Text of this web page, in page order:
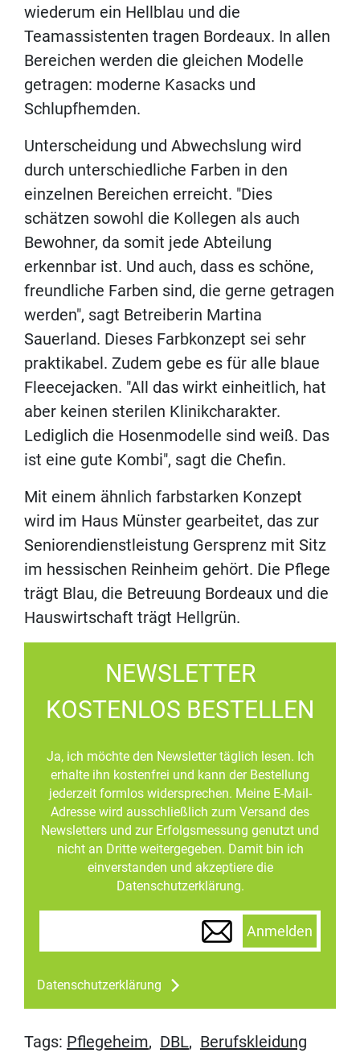
wiederum ein Hellblau und die
Teamassistenten tragen Bordeaux. In allen
Bereichen werden die gleichen Modelle
getragen: moderne Kasacks und
Schlupfhemden.
Unterscheidung und Abwechslung wird
durch unterschiedliche Farben in den
einzelnen Bereichen erreicht. "Dies
schätzen sowohl die Kollegen als auch
Bewohner, da somit jede Abteilung
erkennbar ist. Und auch, dass es schöne,
freundliche Farben sind, die gerne getragen
werden", sagt Betreiberin Martina
Sauerland. Dieses Farbkonzept sei sehr
praktikabel. Zudem gebe es für alle blaue
Fleecejacken. "All das wirkt einheitlich, hat
aber keinen sterilen Klinikcharakter.
Lediglich die Hosenmodelle sind weiß. Das
ist eine gute Kombi", sagt die Chefin.
Mit einem ähnlich farbstarken Konzept
wird im Haus Münster gearbeitet, das zur
Seniorendienstleistung Gersprenz mit Sitz
im hessischen Reinheim gehört. Die Pflege
trägt Blau, die Betreuung Bordeaux und die
Hauswirtschaft trägt Hellgrün.
NEWSLETTER
KOSTENLOS BESTELLEN
Ja, ich möchte den Newsletter täglich lesen. Ich
erhalte ihn kostenfrei und kann der Bestellung
jederzeit formlos widersprechen. Meine E-Mail-
Adresse wird ausschließlich zum Versand des
Newsletters und zur Erfolgsmessung genutzt und
nicht an Dritte weitergegeben. Damit bin ich
einverstanden und akzeptiere die
Datenschutzerklärung.
Anmelden
Datenschutzerklärung
Tags: Pflegeheim, DBL, Berufskleidung